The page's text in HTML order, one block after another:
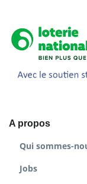
A propos
Qui sommes-
Jobs